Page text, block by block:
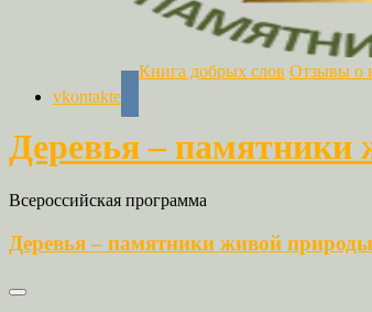
vkontakte
Книга добрых слов Отзывы о
Деревья –
Всероссийская программа
Деревья – памятники живой природы